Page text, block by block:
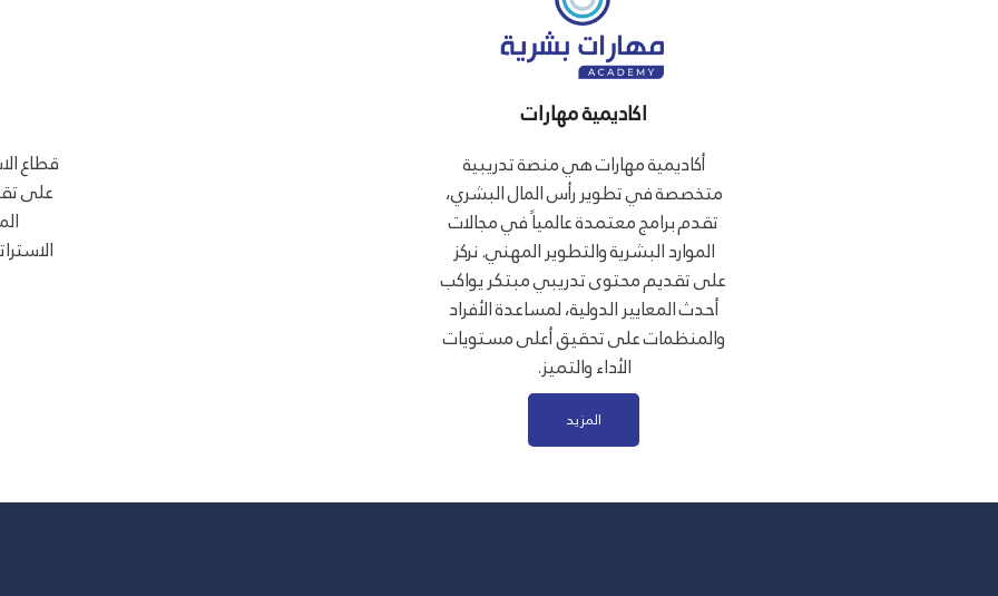
قطاع
على
اكاديمية مهارات
أكاديمية مهارات هي منصة تدريبية
متخصصة في تطوير رأس المال البشري،
تقدم برامج معتمدة عالمياً في مجالات
الموارد البشرية والتطوير المهني. نركز
على تقديم محتوى تدريبي مبتكر يواكب
أحدث المعايير الدولية، لمساعدة الأفراد
والمنظمات على تحقيق أعلى مستويات
الأداء والتميز.
المزيد